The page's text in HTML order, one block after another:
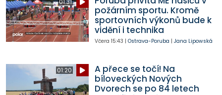
01:31
požárním sportu. Kromě
sportovních výkonů bude k
vidění i technika
Včera 15:43 | Ostrava-Poruba | Jana Lipowská
01:20
A přece se točí! Na
bíloveckých Nových
Dvorech se po 84 letech